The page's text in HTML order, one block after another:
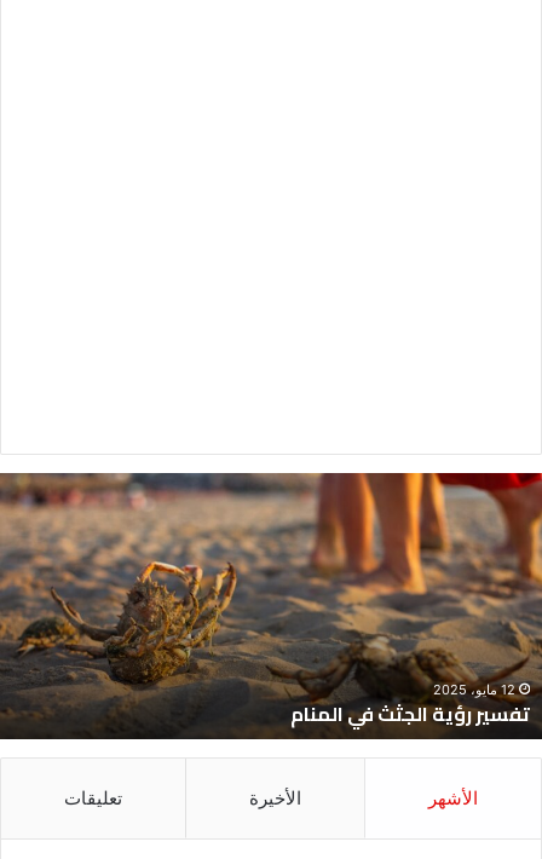
تفسير
رؤية
الجثث
في
المنام
12 مايو، 2025
تفسير رؤية الجثث في المنام
الأشهر الأخيرة تعليقات